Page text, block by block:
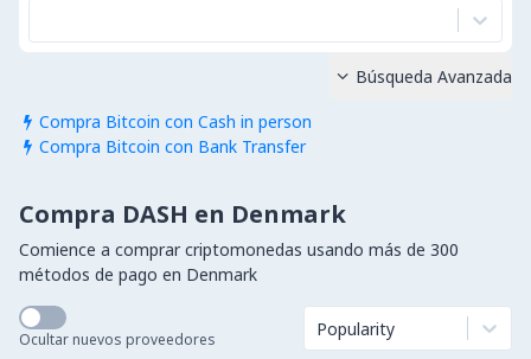
 Compra Bitcoin con Cash in person
 Compra Bitcoin con Bank Transfer
 Búsqueda Avanzada
Compra DASH en Denmark
Comience a comprar criptomonedas usando más de 300
métodos de pago en Denmark
Ocultar nuevos proveedores Popularity